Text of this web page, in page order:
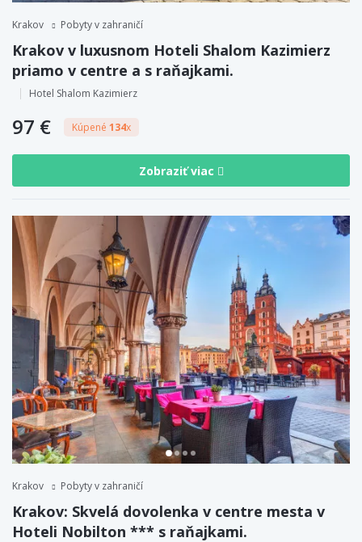
Krakov Pobyty v zahraničí
Krakov v luxusnom Hoteli Shalom Kazimierz
priamo v centre a s raňajkami.
Hotel Shalom Kazimierz
97 € Kúpené 134x
Zobraziť viac
Krakov Pobyty v zahraničí
Krakov: Skvelá dovolenka v centre mesta v
Hoteli Nobilton *** s raňajkami.